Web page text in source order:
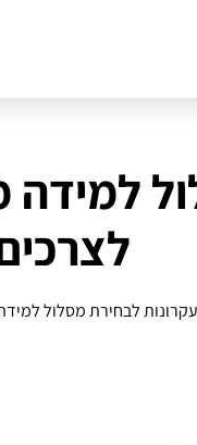
עקרונות לבחירת מסלול